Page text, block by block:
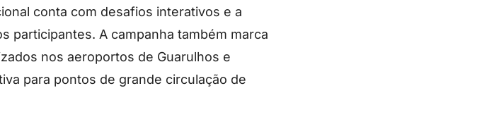
conta com desafios interativos e a
participantes. A campanha também marca
nos aeroportos de Guarulhos e
para pontos de grande circulação de